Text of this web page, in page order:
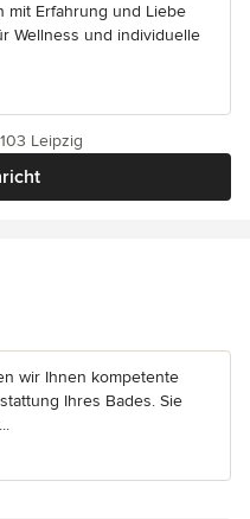
mit Erfahrung und Liebe
Wellness und individuelle
Leipzig
5 Sternen
wir Ihnen kompetente
Ihres Bades. Sie